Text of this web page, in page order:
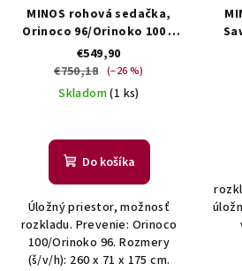
MINOS rohová sedačka,
Orinoco 96/Orinoko 100 –
ľavý roh
€549,90
€750,18 (–26 %)
Skladom(1 ks)
Do košíka
Úložný priestor, možnosť
rozkladu. Prevenie: Orinoco
100/Orinoko 96. Rozmery
(š/v/h): 260 x 71 x 175 cm.